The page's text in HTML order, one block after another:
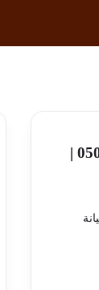
صيانة غرف التبريد والتجميد بابها | 0500455773 |